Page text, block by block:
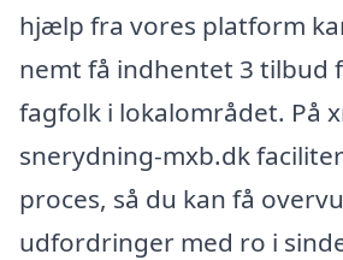
hjælp fra vores platform
nemt få indhentet 3 tilbud
fagfolk i lokalområdet. På
snerydning-mxb.dk
proces, så du kan få
udfordringer med ro i